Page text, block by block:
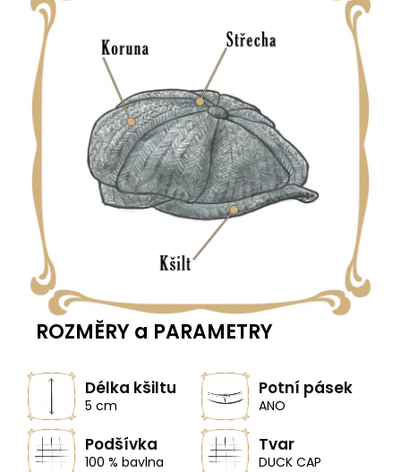
ROZMĚRY a PARAMETRY
Délka kšiltu
5 cm
Potní pásek
ANO
Podšívka
100 % bavlna
Tvar
DUCK CAP